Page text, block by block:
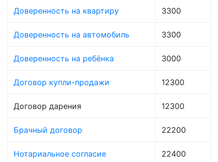
Доверенность на квартиру 3300
Доверенность на автомобиль 3300
Доверенность на ребёнка 3000
Договор купли-продажи 12300
Договор дарения 12300
Брачный договор 22200
Нотариальное согласие 22400